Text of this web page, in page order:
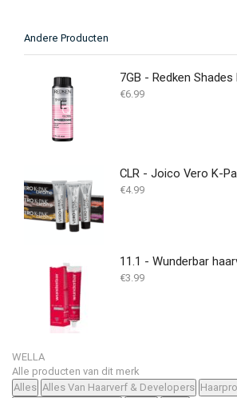
Andere Producten
€6.99
€4.99
11.1 - Wunderbar
€3.99
WELLA
Alle producten van dit merk
Alles Alles Van Haarverf & Developers